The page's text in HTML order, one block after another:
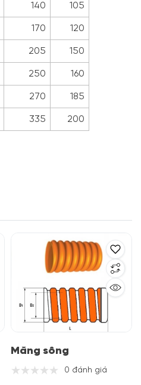
140 105
170 120
205 150
250 160
270 185
335 200
Măng sông
0 đánh giá